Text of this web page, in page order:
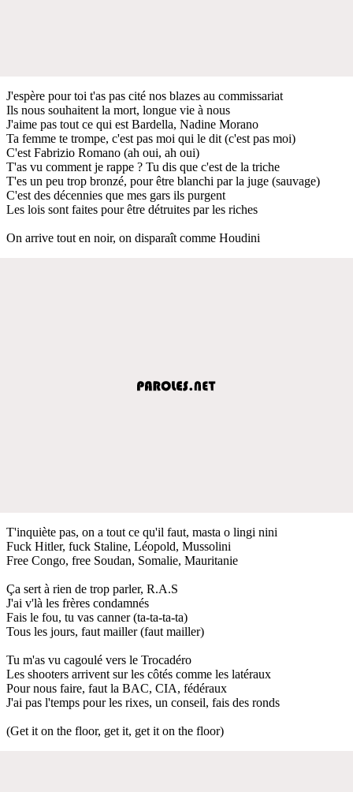
J'espère pour toi t'as pas cité nos blazes au commissariat
Ils nous souhaitent la mort, longue vie à nous
J'aime pas tout ce qui est Bardella, Nadine Morano
Ta femme te trompe, c'est pas moi qui le dit (c'est pas moi)
C'est Fabrizio Romano (ah oui, ah oui)
T'as vu comment je rappe ? Tu dis que c'est de la triche
T'es un peu trop bronzé, pour être blanchi par la juge (sauvage)
C'est des décennies que mes gars ils purgent
Les lois sont faites pour être détruites par les riches
On arrive tout en noir, on disparaît comme Houdini
T'inquiète pas, on a tout ce qu'il faut, masta o lingi nini
Fuck Hitler, fuck Staline, Léopold, Mussolini
Free Congo, free Soudan, Somalie, Mauritanie
Ça sert à rien de trop parler, R.A.S
J'ai v'là les frères condamnés
Fais le fou, tu vas canner (ta-ta-ta-ta)
Tous les jours, faut mailler (faut mailler)
Tu m'as vu cagoulé vers le Trocadéro
Les shooters arrivent sur les côtés comme les latéraux
Pour nous faire, faut la BAC, CIA, fédéraux
J'ai pas l'temps pour les rixes, un conseil, fais des ronds
(Get it on the floor, get it, get it on the floor)